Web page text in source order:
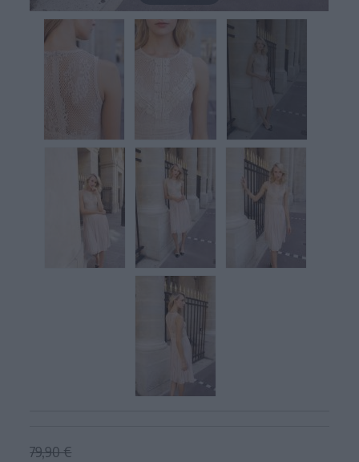
79,90 €